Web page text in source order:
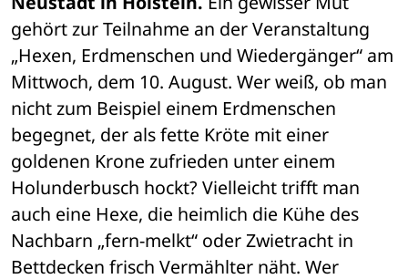
gehört zur Teilnahme an der Veranstaltung
„Hexen, Erdmenschen und Wiedergänger“ am
Mittwoch, dem 10. August. Wer weiß, ob man
nicht zum Beispiel einem Erdmenschen
begegnet, der als fette Kröte mit einer
goldenen Krone zufrieden unter einem
Holunderbusch hockt? Vielleicht trifft man
auch eine Hexe, die heimlich die Kühe des
Nachbarn „fern-melkt“ oder Zwietracht in
Bettdecken frisch Vermählter näht. Wer